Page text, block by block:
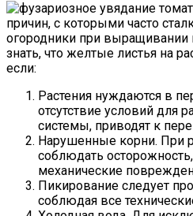
причин, с которыми часто
огородники при выращивании
знать, что желтые листья на
если:
Растения нуждаются в
отсутствие условий для
системы, приводят к
Нарушенные корни. При
соблюдать
механические
Пикирование следует
соблюдая все